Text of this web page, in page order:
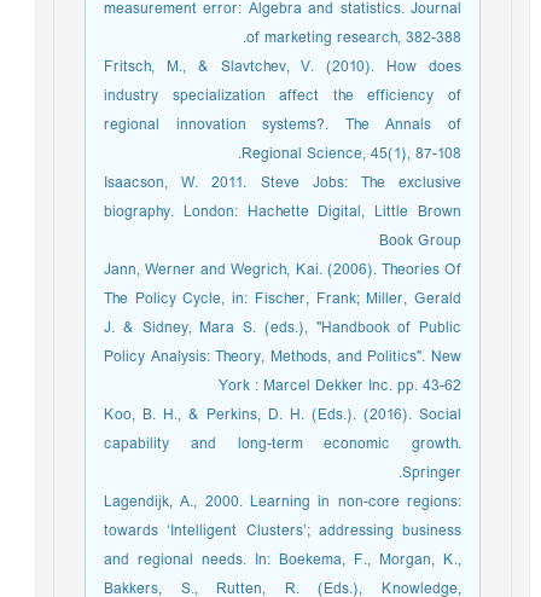
measurement error: Algebra and statistics. Journal
of marketing research, 382-388.‏
Fritsch, M., & Slavtchev, V. (2010). How does
industry specialization affect the efficiency of
regional innovation systems?. The Annals of
Regional Science, 45(1), 87-108.‏
Isaacson, W. 2011. Steve Jobs: The exclusive
biography. London: Hachette Digital, Little Brown
Book Group
Jann, Werner and Wegrich, Kai. (2006). Theories Of
The Policy Cycle, in: Fischer, Frank; Miller, Gerald
J. & Sidney, Mara S. (eds.), "Handbook of Public
Policy Analysis: Theory, Methods, and Politics". New
York : Marcel Dekker Inc. pp. 43-62
Koo, B. H., & Perkins, D. H. (Eds.). (2016). Social
capability and long-term economic growth.
Springer.‏
Lagendijk, A., 2000. Learning in non-core regions:
towards ‘Intelligent Clusters’; addressing business
and regional needs. In: Boekema, F., Morgan, K.,
Bakkers, S., Rutten, R. (Eds.), Knowledge,